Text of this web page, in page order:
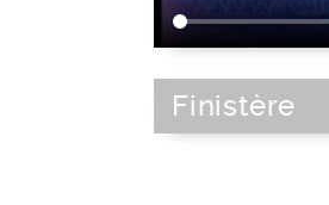
Finistère